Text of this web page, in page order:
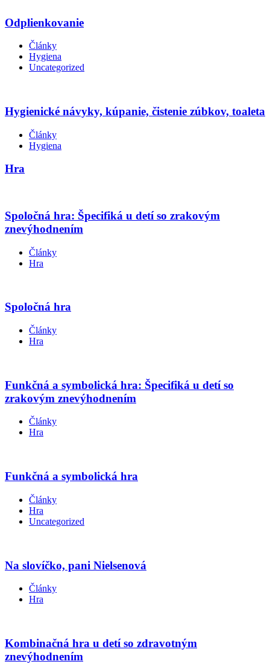
Odplienkovanie
Články
Hygiena
Uncategorized
Hygienické návyky, kúpanie, čistenie zúbkov, toaleta
Články
Hygiena
Hra
Spoločná hra: Špecifiká u detí so zrakovým
znevýhodnením
Články
Hra
Spoločná hra
Články
Hra
Funkčná a symbolická hra: Špecifiká u detí so
zrakovým znevýhodnením
Články
Hra
Funkčná a symbolická hra
Články
Hra
Uncategorized
Na slovíčko, pani Nielsenová
Články
Hra
Kombinačná hra u detí so zdravotným
znevýhodnením